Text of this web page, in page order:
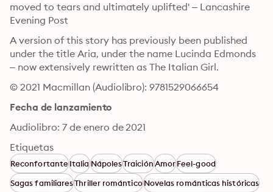
moved to tears and ultimately uplifted' – Lancashire
Evening Post
A version of this story has previously been published
under the title Aria, under the name Lucinda Edmonds
– now extensively rewritten as The Italian Girl.
© 2021 Macmillan (Audiolibro): 9781529066654
Fecha de lanzamiento
Audiolibro: 7 de enero de 2021
Etiquetas
ReconfortanteItaliaNápolesTraiciónAmorFeel-good
Sagas familiaresThriller románticoNovelas románticas históricas